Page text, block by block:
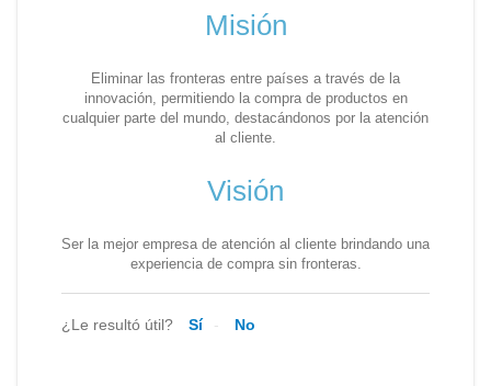
Misión
Eliminar las fronteras entre países a través de la
innovación, permitiendo la compra de productos en
cualquier parte del mundo, destacándonos por la atención
al cliente.
Visión
Ser la mejor empresa de atención al cliente brindando una
experiencia de compra sin fronteras.
¿Le resultó útil? Sí No